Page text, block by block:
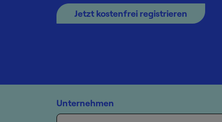
Jetzt kostenfrei registrieren
Unternehmen